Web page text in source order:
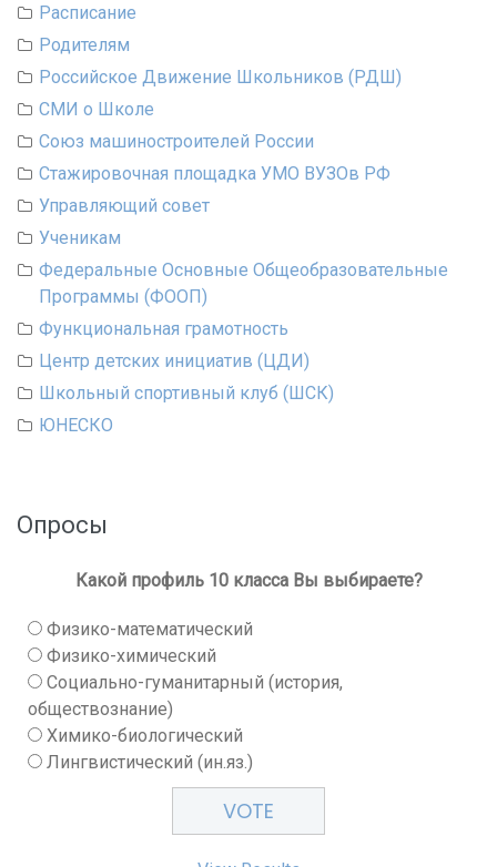
Расписание
Родителям
Российское Движение Школьников (РДШ)
СМИ о Школе
Союз машиностроителей России
Стажировочная площадка УМО ВУЗОв РФ
Управляющий совет
Ученикам
Федеральные Основные Общеобразовательные
Программы (ФООП)
Функциональная грамотность
Центр детских инициатив (ЦДИ)
Школьный спортивный клуб (ШСК)
ЮНЕСКО
Опросы
Какой профиль 10 класса Вы выбираете?
Физико-математический
Физико-химический
Социально-гуманитарный (история,
обществознание)
Химико-биологический
Лингвистический (ин.яз.)